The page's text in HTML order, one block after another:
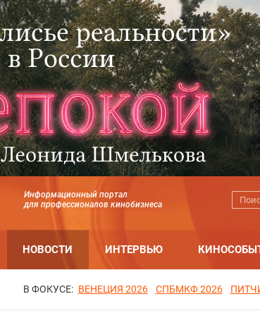
Информационный портал
для профессионалов кинобизнеса
НОВОСТИ ИНТЕРВЬЮ
В ФОКУСЕ: ВЕНЕЦИЯ 2026 СПБМКФ 2026